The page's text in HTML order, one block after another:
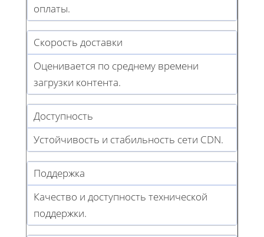
оплаты.
Скорость доставки
Оценивается по среднему времени
загрузки контента.
Доступность
Устойчивость и стабильность сети CDN.
Поддержка
Качество и доступность технической
поддержки.